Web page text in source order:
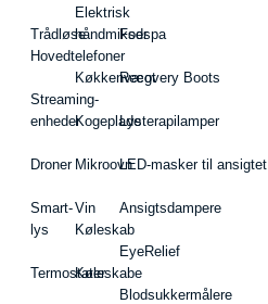
Trådløse
Hovedtelefoner
Streaming-
enheder
Droner
Smart-
lys
Termostater
Elektrisk
håndmikser
Køkkenvægt
Kogeplade
Mikroovn
Vin
Køleskab
Køleskabe
Fodspa
Recovery Boots
Lysterapilamper
LED-masker til ansigtet
Ansigtsdampere
EyeRelief
Blodsukkermålere